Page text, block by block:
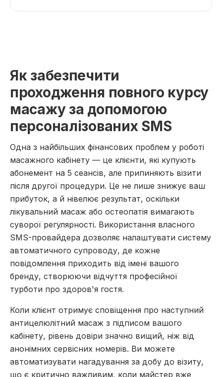
Як забезпечити
проходження повного курсу
масажу за допомогою
персоналізованих SMS
Одна з найбільших фінансових проблем у роботі
масажного кабінету — це клієнти, які купують
абонемент на 5 сеансів, але припиняють візити
після другої процедури. Це не лише знижує ваш
прибуток, а й нівелює результат, оскільки
лікувальний масаж або остеопатія вимагають
суворої регулярності. Використання власного
SMS-провайдера дозволяє налаштувати систему
автоматичного супроводу, де кожне
повідомлення приходить від імені вашого
бренду, створюючи відчуття професійної
турботи про здоров'я гостя.
Коли клієнт отримує сповіщення про наступний
антицелюлітний масаж з підписом вашого
кабінету, рівень довіри значно вищий, ніж від
анонімних сервісних номерів. Ви можете
автоматизувати нагадування за добу до візиту,
що є критично важливим, коли майстер вже